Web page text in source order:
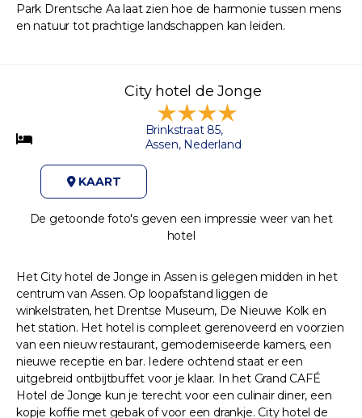
Park Drentsche Aa laat zien hoe de harmonie tussen mens
en natuur tot prachtige landschappen kan leiden.
City hotel de Jonge
Brinkstraat 85,
Assen, Nederland
KAART
De getoonde foto's geven een impressie weer van het
hotel
Het City hotel de Jonge in Assen is gelegen midden in het
centrum van Assen. Op loopafstand liggen de
winkelstraten, het Drentse Museum, De Nieuwe Kolk en
het station. Het hotel is compleet gerenoveerd en voorzien
van een nieuw restaurant, gemoderniseerde kamers, een
nieuwe receptie en bar. Iedere ochtend staat er een
uitgebreid ontbijtbuffet voor je klaar. In het Grand CAFÉ
Hotel de Jonge kun je terecht voor een culinair diner, een
kopje koffie met gebak of voor een drankje. City hotel de